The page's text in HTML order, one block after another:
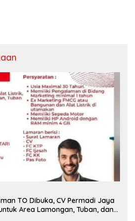
TO Dibuka, CV Permadi Jaya
Area Lamongan, Tuban, dan